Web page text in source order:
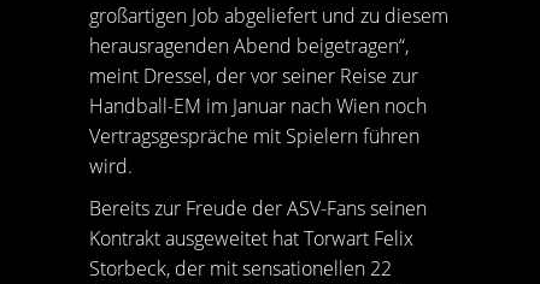
großartigen Job abgeliefert und zu diesem
herausragenden Abend beigetragen“,
meint Dressel, der vor seiner Reise zur
Handball-EM im Januar nach Wien noch
Vertragsgespräche mit Spielern führen
wird.
Bereits zur Freude der ASV-Fans seinen
Kontrakt ausgeweitet hat Torwart Felix
Storbeck, der mit sensationellen 22